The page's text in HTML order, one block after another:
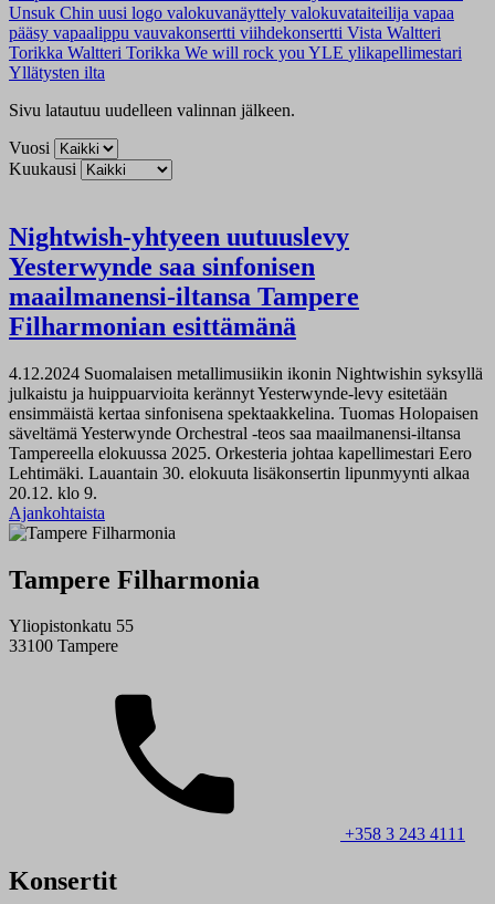
Unsuk Chin uusi logo valokuvanäyttely valokuvataiteilija vapaa
pääsy vapaalippu vauvakonsertti viihdekonsertti Vista Waltteri
Torikka Waltteri Torikka We will rock you YLE ylikapellimestari
Yllätysten ilta
Sivu latautuu uudelleen valinnan jälkeen.
Vuosi
Kuukausi
Nightwish-yhtyeen uutuuslevy
Yesterwynde saa sinfonisen
maailmanensi-iltansa Tampere
Filharmonian esittämänä
4.12.2024 Suomalaisen metallimusiikin ikonin Nightwishin syksyllä
julkaistu ja huippuarvioita kerännyt Yesterwynde-levy esitetään
ensimmäistä kertaa sinfonisena spektaakkelina. Tuomas Holopaisen
säveltämä Yesterwynde Orchestral -teos saa maailmanensi-iltansa
Tampereella elokuussa 2025. Orkesteria johtaa kapellimestari Eero
Lehtimäki. Lauantain 30. elokuuta lisäkonsertin lipunmyynti alkaa
20.12. klo 9.
Ajankohtaista
Tampere Filharmonia
Yliopistonkatu 55
33100 Tampere
+358 3 243 4111
Konsertit